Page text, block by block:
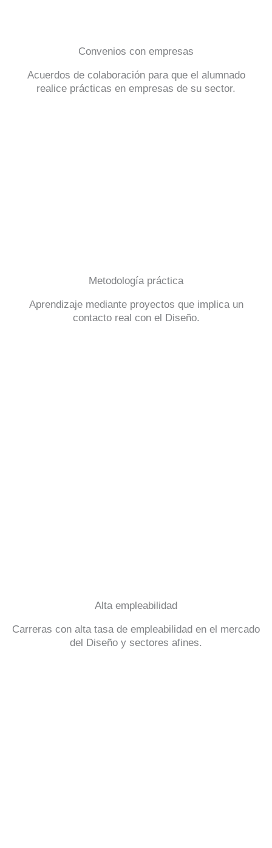
Convenios con empresas
Acuerdos de colaboración para que el alumnado
realice prácticas en empresas de su sector.
Metodología práctica
Aprendizaje mediante proyectos que implica un
contacto real con el Diseño.
Alta empleabilidad
Carreras con alta tasa de empleabilidad en el mercado
del Diseño y sectores afines.